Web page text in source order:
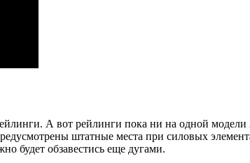
А вот рейлинги пока ни на одной
штатные места при силовых
будет обзавестись еще дугами.